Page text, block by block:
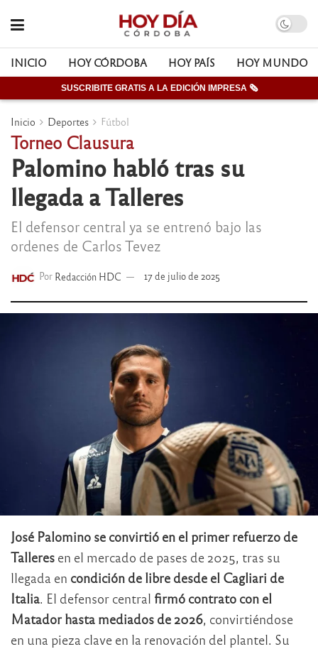
INICIO HOY CÓRDOBA HOY PAÍS HOY MUNDO
SUSCRIBITE GRATIS A LA EDICIÓN IMPRESA 🗞
Inicio Deportes Fútbol
Torneo Clausura
Palomino habló tras su
llegada a Talleres
El defensor central ya se entrenó bajo las
ordenes de Carlos Tevez
Por Redacción HDC 17 de julio de 2025
José Palomino se convirtió en el primer refuerzo de
Talleres en el mercado de pases de 2025, tras su
llegada en condición de libre desde el Cagliari de
Italia . El defensor central firmó contrato con el
Matador hasta mediados de 2026 , convirtiéndose
en una pieza clave en la renovación del plantel. Su